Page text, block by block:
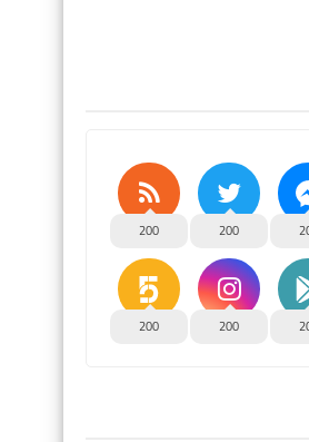
200
200
200
200